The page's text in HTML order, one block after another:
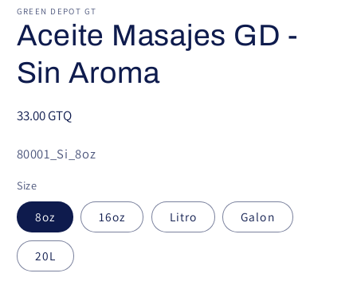
multimedia
en
una
modal
GREEN DEPOT GT
Aceite Masajes GD -
Sin Aroma
Precio
33.00 GTQ
SKU:
80001_Si_8oz
Size
8oz 16oz Litro Galon
20L